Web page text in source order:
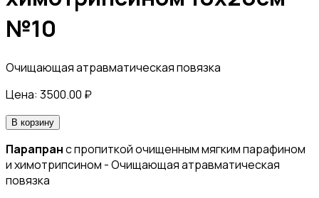
№10
Очищающая атравматическая повязка
Цена: 3500.00 ₽
В корзину
Парапранс пропиткой очищенным мягким парафином
и химотрипсином - Очищающая атравматическая
повязка